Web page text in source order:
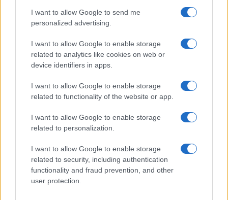
I want to allow Google to send me
personalized advertising.
I want to allow Google to enable storage
related to analytics like cookies on web or
device identifiers in apps.
I want to allow Google to enable storage
related to functionality of the website or app.
I want to allow Google to enable storage
related to personalization.
I want to allow Google to enable storage
related to security, including authentication
functionality and fraud prevention, and other
user protection.
Egli non vuole rendersi conto della lezione di
Hegel per il qualetutti i contendenti
Stoccarda, infatti, ri­teneva che la guerra non sia
assoggettabile a giudizi che distin­guono le guerre
guerra che deve“decidere non quale dei diritti
rivendicati dalle due parti sia il vero diritto –
entrambe le parti hanno un vero diritto – ma quale
diritto debba cedere di fronte all’altro”
Deutchlands , 1799).
Senza autorità